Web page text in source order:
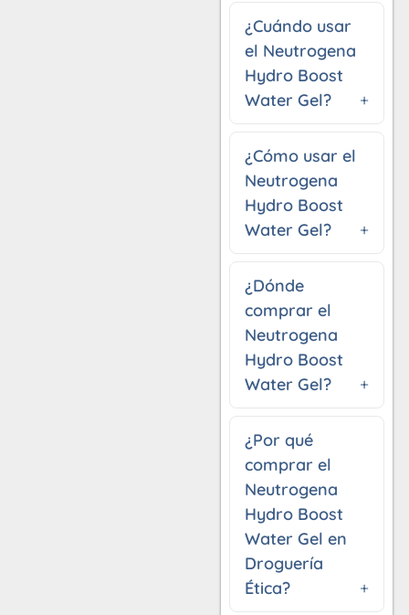
¿Cuándo usar
el Neutrogena
Hydro Boost
Water Gel?
¿Cómo usar el
Neutrogena
Hydro Boost
Water Gel?
¿Dónde
comprar el
Neutrogena
Hydro Boost
Water Gel?
¿Por qué
comprar el
Neutrogena
Hydro Boost
Water Gel en
Droguería
Ética?